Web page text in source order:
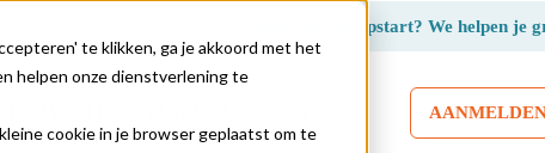
te klikken, ga je akkoord met het
helpen onze dienstverlening te
cookie in je browser geplaatst om te
Vragen over de opstart? We helpen je